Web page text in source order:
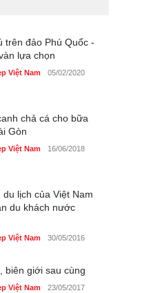
Việt Nam 25/04/2020
động tôn vinh
trên đảo Phú Quốc -
lựa chọn
Việt Nam 05/02/2020
chả cá cho bữa
Gòn
Việt Nam 16/06/2018
du lịch của Việt Nam
du khách nước
Việt Nam 30/05/2016
biên giới sau cùng
Việt Nam 23/05/2017